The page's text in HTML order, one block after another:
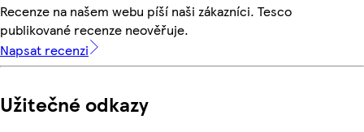
Recenze na našem webu píší naši zákazníci. Tesco
publikované recenze neověřuje.
Napsat recenzi
Užitečné odkazy